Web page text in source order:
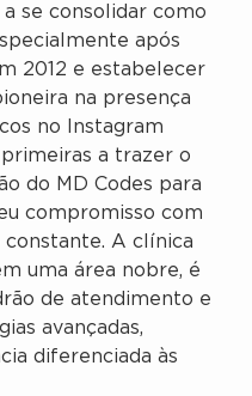
se consolidar como
após
2012 e estabelecer
na presença
no Instagram
a trazer o
do MD Codes para
compromisso com
constante. A clínica
uma área nobre, é
de atendimento e
avançadas,
diferenciada às